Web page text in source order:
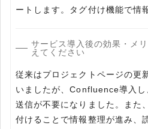
ートします。タグ付け機能で情
サービス導入後の効果・メ
えてください
従来はプロジェクトページの更
いましたが、Confluence導入
送信が不要になりました。また
付けることで情報整理が進み、